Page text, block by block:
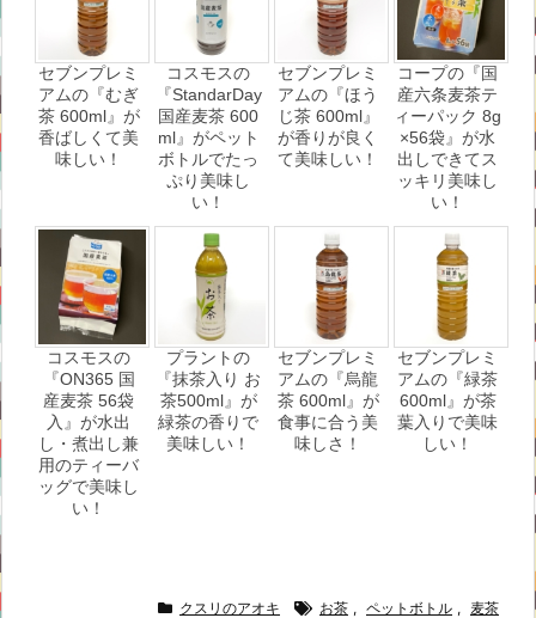
セブンプレミ
アムの『むぎ
茶 600ml』が
香ばしくて美
味しい！
コスモスの
『StandarDay
国産麦茶 600
ml』がペット
ボトルでたっ
ぷり美味し
い！
セブンプレミ
アムの『ほう
じ茶 600ml』
が香りが良く
て美味しい！
コープの『国
産六条麦茶テ
ィーパック 8g
×56袋』が水
出しできてス
ッキリ美味し
い！
コスモスの
『ON365 国
産麦茶 56袋
入』が水出
し・煮出し兼
用のティーバ
ッグで美味し
い！
プラントの
『抹茶入り お
茶500ml』が
緑茶の香りで
美味しい！
セブンプレミ
アムの『烏龍
茶 600ml』が
食事に合う美
味しさ！
セブンプレミ
アムの『緑茶
600ml』が茶
葉入りで美味
しい！
クスリのアオキ お茶 , ペットボトル , 麦茶